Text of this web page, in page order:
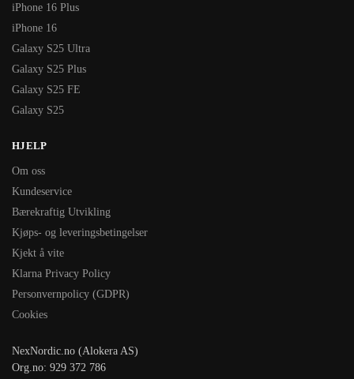
iPhone 16 Plus
iPhone 16
Galaxy S25 Ultra
Galaxy S25 Plus
Galaxy S25 FE
Galaxy S25
HJELP
Om oss
Kundeservice
Bærekraftig Utvikling
Kjøps- og leveringsbetingelser
Kjekt å vite
Klarna Privacy Policy
Personvernpolicy (GDPR)
Cookies
NexNordic.no (Alokera AS)
Org.no: 929 372 786